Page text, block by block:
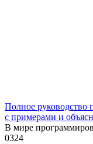
Полное руководство
с примерами и
В мире
0324